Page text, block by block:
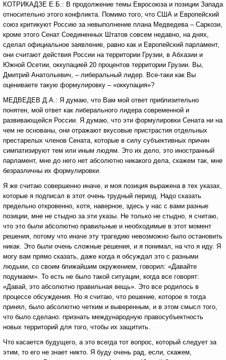
КОТРИКАДЗЕ Е.Б.: В продолжение темы Евросоюза и позиции Запада
относительно этого конфликта. Помимо того, что США и Европейский
союз критикуют Россию за невыполнение плана Медведева – Саркози,
кроме этого Сенат Соединенных Штатов совсем недавно, на днях,
сделал официальное заявление, равно как и Европейский парламент,
они считают действия России на территории Грузии, в Абхазии и
Южной Осетии, оккупацией 20 процентов территории Грузии. Вы,
Дмитрий Анатольевич, – либеральный лидер. Все-таки как Вы
оцениваете такую формулировку – «оккупация»?
МЕДВЕДЕВ Д.А.: Я думаю, что Вам мой ответ приблизительно
понятен, мой ответ как либерального лидера современной и
развивающейся России. Я думаю, что эти формулировки Сената ни на
чем не основаны, они отражают вкусовые пристрастия отдельных
престарелых членов Сената, которые в силу субъективных причин
симпатизируют тем или иным людям. Это их дело, это иностранный
парламент, мне до него нет абсолютно никакого дела, скажем так, мне
безразличны их формулировки.
Я же считаю совершенно иначе, и моя позиция выражена в тех указах,
которые я подписал в этот очень трудный период. Надо сказать
предельно откровенно, хотя, наверное, здесь у нас с вами разные
позиции, мне не стыдно за эти указы. Не только не стыдно, я считаю,
что это были абсолютно правильные и необходимые в этот момент
решения, потому что иначе эту трагедию невозможно было остановить
никак. Это были очень сложные решения, и я понимал, на что я иду. Я
могу вам прямо сказать, даже когда я обсуждал это с разными
людьми, со своим ближайшим окружением, говорил: «Давайте
подумаем». То есть не было такой ситуации, когда все говорят:
«Давай, это абсолютно правильная вещь». Это все родилось в
процессе обсуждения. Но я считаю, что решение, которое я тогда
принял, было абсолютно четким и выверенным, и в этом смысл того,
что было сделано: признать международную правосубъектность
новых территорий для того, чтобы их защитить.
Что касается будущего, а это всегда тот вопрос, который следует за
этим, то его не знает никто. Я буду очень рад, если, скажем,